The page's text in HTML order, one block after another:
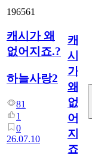
196561
캐시가 왜
없어지죠.?
하늘사랑2
81
1
0
26.07.10
캐
시
가
왜
없
어
지
죠.?